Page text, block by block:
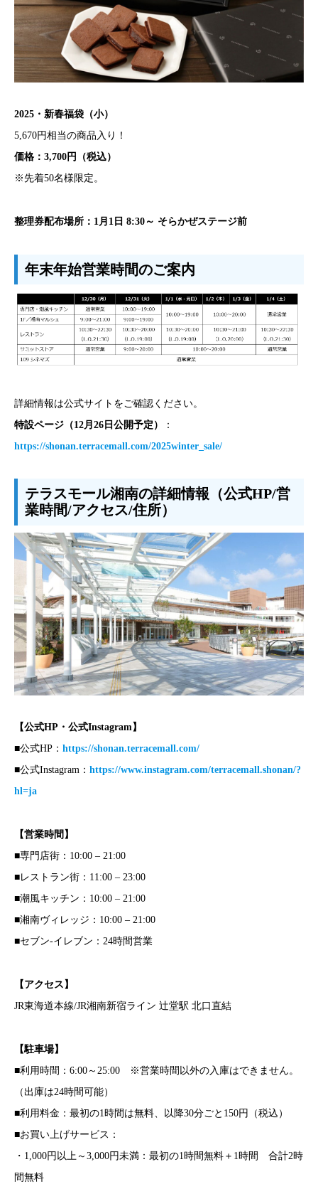
2025・新春福袋（小）
5,670円相当の商品入り！
価格：3,700円（税込）
※先着50名様限定。
整理券配布場所：1月1日 8:30～ そらかぜステージ前
年末年始営業時間のご案内
詳細情報は公式サイトをご確認ください。
特設ページ（12月26日公開予定）
：
https://shonan.terracemall.com/2025winter_sale/
テラスモール湘南の詳細情報（公式HP/営
業時間/アクセス/住所）
【公式HP・公式Instagram】
■公式HP： https://shonan.terracemall.com/
■公式Instagram： https://www.instagram.com/terracemall.shonan/?
hl=ja
【営業時間】
■専門店街：10:00 – 21:00
■レストラン街：11:00 – 23:00
■潮風キッチン：10:00 – 21:00
■湘南ヴィレッジ：10:00 – 21:00
■セブン-イレブン：24時間営業
【アクセス】
JR東海道本線/JR湘南新宿ライン 辻堂駅 北口直結
【駐車場】
■利用時間：6:00～25:00 ※営業時間以外の入庫はできません。
（出庫は24時間可能）
■利用料金：最初の1時間は無料、以降30分ごと150円（税込）
■お買い上げサービス：
・1,000円以上～3,000円未満：最初の1時間無料＋1時間 合計2時
間無料